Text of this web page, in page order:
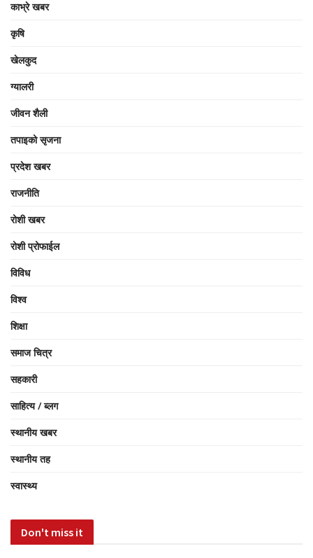
काभ्रे खबर
कृषि
खेलकुद
ग्यालरी
जीवन शैली
तपाइको सृजना
प्रदेश खबर
राजनीति
रोशी खबर
रोशी प्रोफाईल
विविध
विश्व
शिक्षा
समाज चित्र
सहकारी
साहित्य / ब्लग
स्थानीय खबर
स्थानीय तह
स्वास्थ्य
Don't miss it